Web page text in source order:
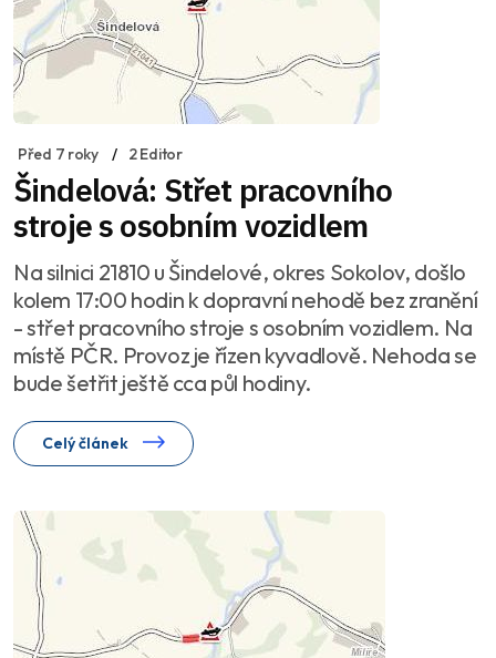
Před 7 roky 2 Editor
Šindelová: Střet pracovního
stroje s osobním vozidlem
Na silnici 21810 u Šindelové, okres Sokolov, došlo
kolem 17:00 hodin k dopravní nehodě bez zranění
- střet pracovního stroje s osobním vozidlem. Na
místě PČR. Provoz je řízen kyvadlově. Nehoda se
bude šetřit ještě cca půl hodiny.
Celý článek